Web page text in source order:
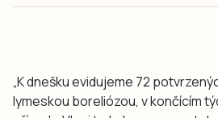
„K dnešku evidujeme 72
lymeskou boreliózou, v končícím